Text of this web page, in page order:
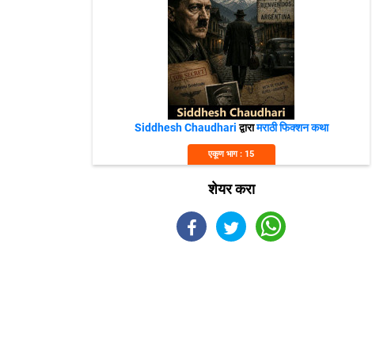
Siddhesh Chaudhariद्वारामराठी फिक्शन कथा
एकूण भाग : 15
शेयर करा